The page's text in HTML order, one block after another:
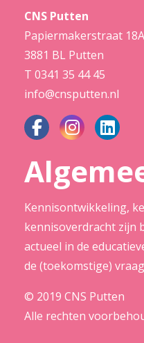
CNS Putten
Papiermakerstraat 18A
3881 BL Putten
T 0341 35 44 45
info@cnsputten.nl
Kennisontwikkeling,
kennisoverdracht zijn
actueel in de
de (toekomstige)
© 2019 CNS Putten
Alle rechten